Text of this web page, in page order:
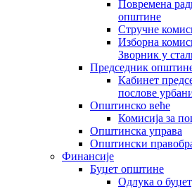
Повремена
општине
Стручне
Изборна
Зворник у
Председник
Кабинет
послове
Општинско веће
Комисија за
Општинска управа
Општински
Финансије
Буџет општине
Одлука о